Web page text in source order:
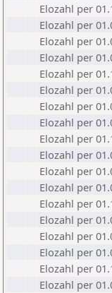
Elozahl per
Elozahl per
Elozahl per
Elozahl per
Elozahl per
Elozahl per
Elozahl per
Elozahl per
Elozahl per
Elozahl per
Elozahl per
Elozahl per
Elozahl per
Elozahl per
Elozahl per
Elozahl per
Elozahl per
Elozahl per